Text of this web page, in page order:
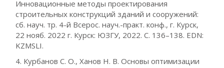
Инновационные методы проектирования
строительных конструкций зданий и сооружений:
сб. науч. тр. 4-й Всерос. науч.-практ. конф., г. Курск,
22 нояб. 2022 г. Курск: ЮЗГУ, 2022. С. 136–138. EDN:
KZMSLI.
4. Курбанов С. О., Ханов Н. В. Основы оптимизации